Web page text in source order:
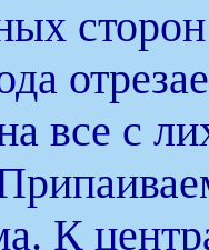
сторон
все с
К